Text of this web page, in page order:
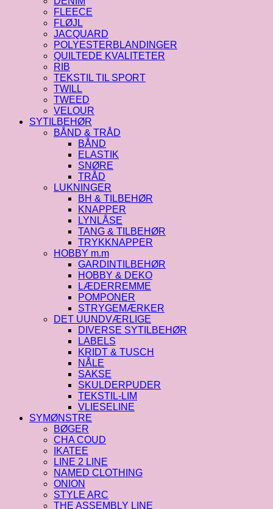
FLEECE
FLØJL
JACQUARD
POLYESTERBLANDINGER
QUILTEDE KVALITETER
RIB
TEKSTIL TIL SPORT
TWILL
TWEED
VELOUR
SYTILBEHØR
BÅND & TRÅD
BÅND
ELASTIK
SNØRE
TRÅD
LUKNINGER
BH & TILBEHØR
KNAPPER
LYNLÅSE
TANG & TILBEHØR
TRYKKNAPPER
HOBBY m.m
GARDINTILBEHØR
HOBBY & DEKO
LÆDERREMME
POMPONER
STRYGEMÆRKER
DET UUNDVÆRLIGE
DIVERSE SYTILBEHØR
LABELS
KRIDT & TUSCH
NÅLE
SAKSE
SKULDERPUDER
TEKSTIL-LIM
VLIESELINE
SYMØNSTRE
BØGER
CHA COUD
IKATEE
LINE 2 LINE
NAMED CLOTHING
ONION
STYLE ARC
THE ASSEMBLY LINE